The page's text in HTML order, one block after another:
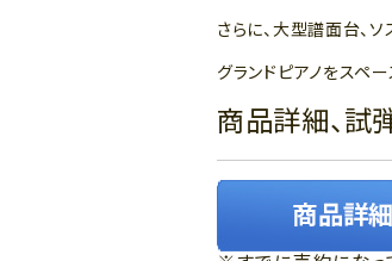
さらに、大型譜面台、
グランドピアノをスペ
商品詳細、試